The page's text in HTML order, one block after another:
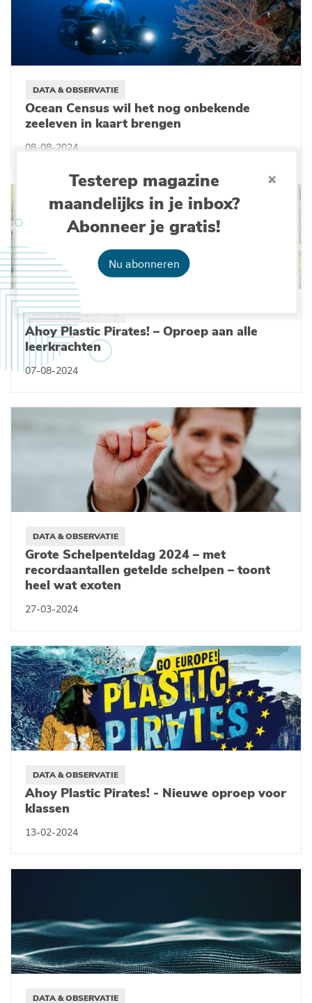
Testerep magazine
maandelijks in je inbox?
Abonneer je gratis!
Nu abonneren
DATA & OBSERVATIE
Ocean Census wil het nog onbekende
zeeleven in kaart brengen
08-08-2024
DATA & OBSERVATIE
Ahoy Plastic Pirates! – Oproep aan alle
leerkrachten
07-08-2024
DATA & OBSERVATIE
Grote Schelpenteldag 2024 – met
recordaantallen getelde schelpen – toont
heel wat exoten
27-03-2024
DATA & OBSERVATIE
Ahoy Plastic Pirates! - Nieuwe oproep voor
klassen
13-02-2024
DATA & OBSERVATIE